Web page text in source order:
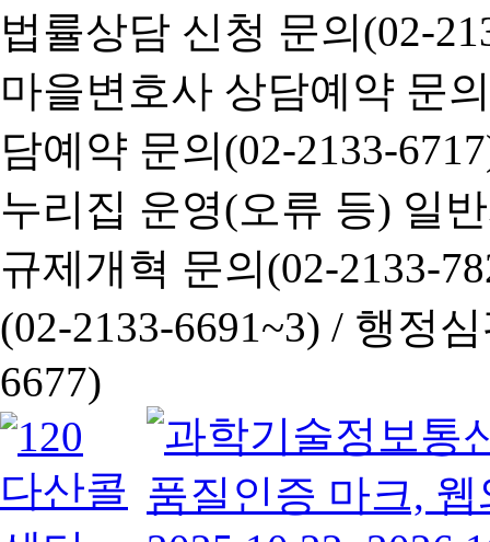
법률상담 신청 문의(02-
마을변호사 상담예약 문
담예약 문의(02-2133-
누리집 운영(오류 등) 일
규제개혁 문의(02-2133-
(02-2133-6691~3) / 행정심
6677)